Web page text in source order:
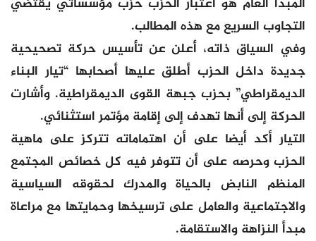
التجاوب السريع مع هذه المطالب.
وفي السياق ذاته، أعلن عن تأسيس حركة تصحيحية
جديدة داخل الحزب أطلق عليها أصحابها “تيار البناء
الديمقراطي” بحزب جبهة القوى الديمقراطية. وأشارت
الحركة إلى أنها تهدف إلى إقامة مؤتمر استثنائي.
التيار أكد أيضا على أن اهتماماته تتركز على ماهية
الحزب وحرصه على أن تتوفر فيه كل خصائص المجتمع
المنظم النابض بالحياة والمدرك لحقوقه السياسية
والاجتماعية والعامل على ترسيخها وحمايتها مع مراعاة
مبدأ النزاهة والاستقامة.